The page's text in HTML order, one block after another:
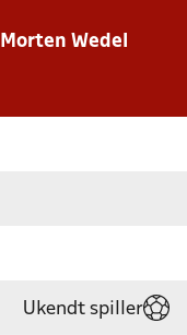
Morten Wedel
Ukendt spiller